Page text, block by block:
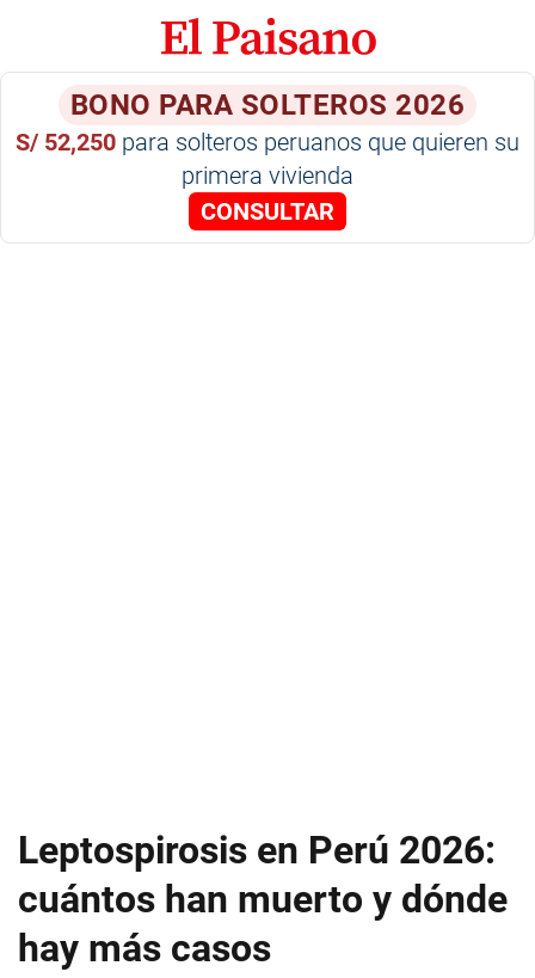
BONO PARA SOLTEROS 2026
S/ 52,250 para solteros peruanos que quieren su
primera vivienda
CONSULTAR
Leptospirosis en Perú 2026:
cuántos han muerto y dónde
hay más casos